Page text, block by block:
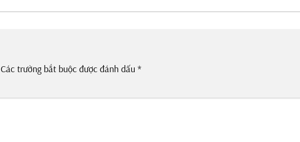
Các trường bắt buộc được đánh dấu *